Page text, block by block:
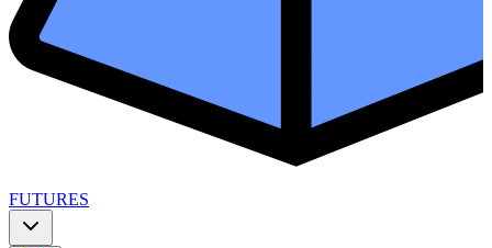
FUTURES